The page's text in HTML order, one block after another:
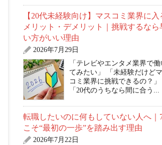
【20代未経験向け】マスコミ業界に入
メリット・デメリット｜挑戦するなら
い方がいい理由
2026年7月29日
「テレビやエンタメ業界で働
てみたい」 「未経験だけど
コミ業界に挑戦できるの？」
「20代のうちなら間に合う...
転職したいのに何もしていない人へ｜
こそ“最初の一歩”を踏み出す理由
2026年7月22日